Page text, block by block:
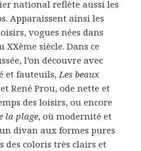
national reflète aussi les
Apparaissent ainsi les
vogues nées dans
siècle. Dans ce
l’on découvre avec
et fauteuils, Les beaux
René Prou, ode nette et
des loisirs, ou encore
la plage, où modernité et
divan aux formes pures
des coloris très clairs et